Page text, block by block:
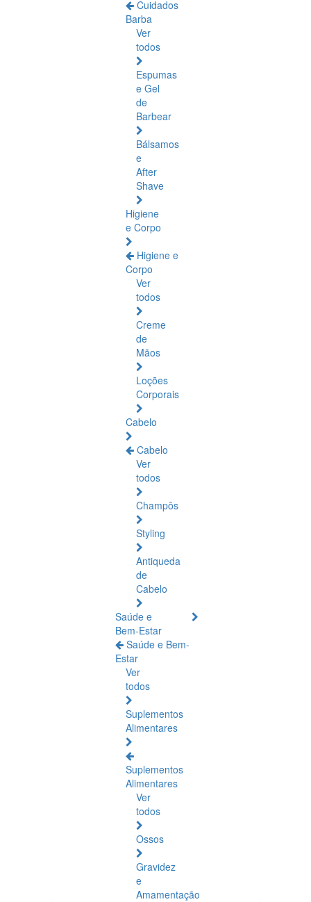
Cuidados
Barba
Ver
todos
Espumas
e Gel
de
Barbear
Bálsamos
e
After
Shave
Higiene
e Corpo
Higiene e
Corpo
Ver
todos
Creme
de
Mãos
Loções
Corporais
Cabelo
Cabelo
Ver
todos
Champôs
Styling
Antiqueda
de
Cabelo
Saúde e
Bem-Estar
Saúde e Bem-
Estar
Ver
todos
Suplementos
Alimentares
Suplementos
Alimentares
Ver
todos
Ossos
Gravidez
e
Amamentação